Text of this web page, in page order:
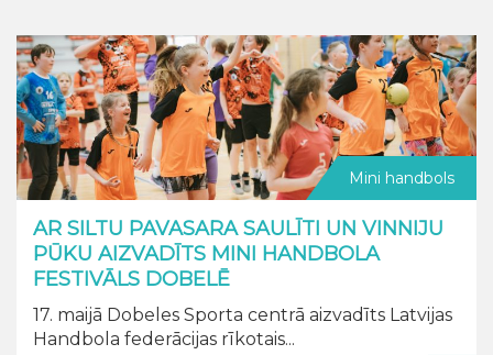
Mini handbols
AR SILTU PAVASARA SAULĪTI UN VINNIJU
PŪKU AIZVADĪTS MINI HANDBOLA
FESTIVĀLS DOBELĒ
17. maijā Dobeles Sporta centrā aizvadīts Latvijas
Handbola federācijas rīkotais...